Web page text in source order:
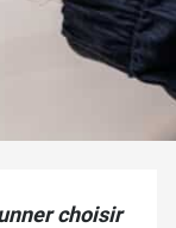
choisir